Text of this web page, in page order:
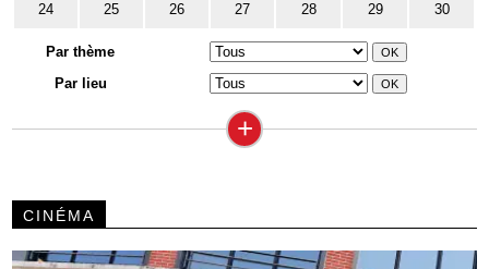
24 25 26 27 28 29 30
Par thème
Par lieu
+
CINÉMA